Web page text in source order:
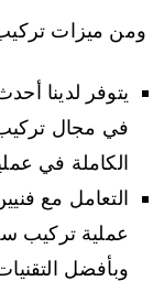
ومن ميزات تركيب
يتوفر لدينا
في مجال تركيب
الكاملة في
التعامل مع
عملية تركيب
وبأفضل